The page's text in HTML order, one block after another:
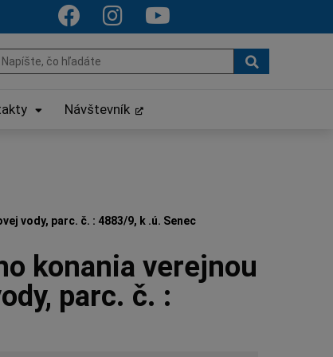
Hľadať:
Návštevník
vody, parc. č. : 4883/9, k .ú. Senec
konania verejnou
parc. č. :